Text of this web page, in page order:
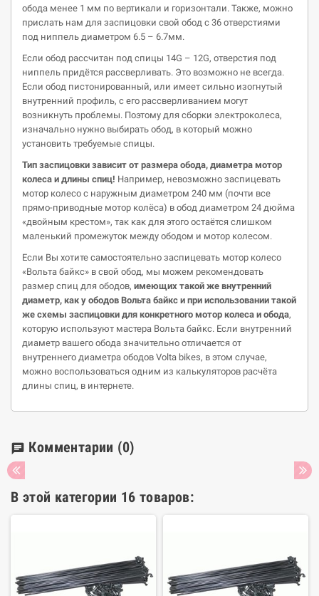
обода менее 1 мм по вертикали и горизонтали. Также, можно
прислать нам для заспицовки свой обод с 36 отверстиями
под ниппель диаметром 6.5 – 6.7мм.
Если обод рассчитан под спицы 14G – 12G, отверстия под
ниппель придётся рассверливать. Это возможно не всегда.
Если обод пистонированный, или имеет сильно изогнутый
внутренний профиль, с его рассверливанием могут
возникнуть проблемы. Поэтому для сборки электроколеса,
изначально нужно выбирать обод, в который можно
установить требуемые спицы.
Тип заспицовки зависит от размера обода, диаметра мотор
колеса и длины спиц! Например, невозможно заспицевать
мотор колесо с наружным диаметром 240 мм (почти все
прямо-приводные мотор колёса) в обод диаметром 24 дюйма
«двойным крестом», так как для этого остаётся слишком
маленький промежуток между ободом и мотор колесом.
Если Вы хотите самостоятельно заспицевать мотор колесо
«Вольта байкс» в свой обод, мы можем рекомендовать
размер спиц для ободов, имеющих такой же внутренний
диаметр, как у ободов Вольта байкс и при использовании такой
же схемы заспицовки для конкретного мотор колеса и обода,
которую используют мастера Вольта байкс. Если внутренний
диаметр вашего обода значительно отличается от
внутреннего диаметра ободов Volta bikes, в этом случае,
можно воспользоваться одним из калькуляторов расчёта
длины спиц, в интернете.
chat Комментарии (0)
В этой категории 16 товаров: